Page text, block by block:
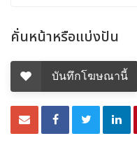
คั่นหน้าหรือแบ่งปัน
บันทึกโฆษณานี้